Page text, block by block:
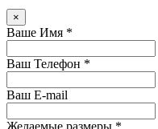
×
Ваше Имя *
Ваш Телефон *
Ваш E-mail
Желаемые размеры *